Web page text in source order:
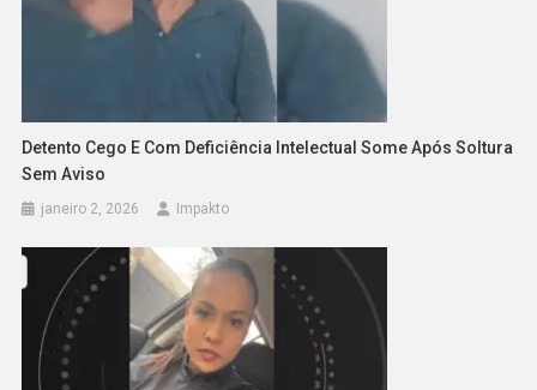
Detento Cego E Com Deficiência Intelectual Some Após Soltura
Sem Aviso
janeiro 2, 2026 Impakto